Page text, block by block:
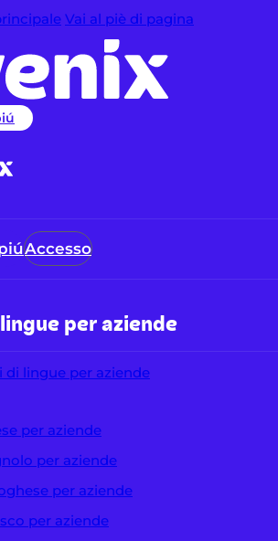
Vai al piè di pagina
Accesso
per aziende
di lingue per aziende
per aziende
per aziende
per aziende
per aziende